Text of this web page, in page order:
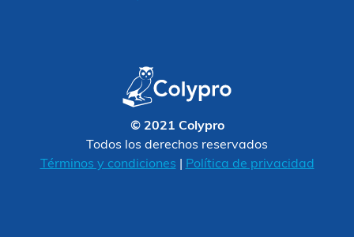
© 2021 Colypro
Todos los derechos reservados
Términos y condiciones
Política de privacidad